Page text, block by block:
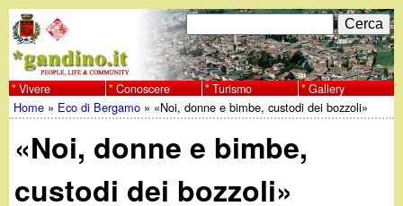
al
contenuto
principale
w
w
w
F
o
r
m
d
C
e
r
c
a
Vivere Conoscere Turismo Gallery
Tu
sei
Home » Eco di Bergamo » «Noi, donne e bimbe, custodi dei bozzoli»
«Noi, donne e bimbe,
custodi dei bozzoli»